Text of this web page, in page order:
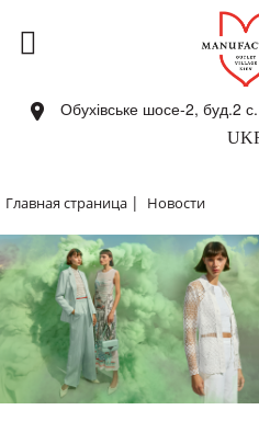
Обухівське шосе-2, буд.2
Главная страница | Новости